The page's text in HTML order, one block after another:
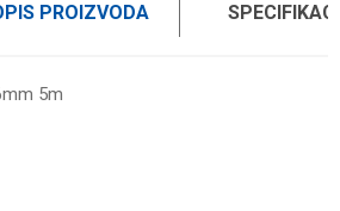
PROIZVODA
5m